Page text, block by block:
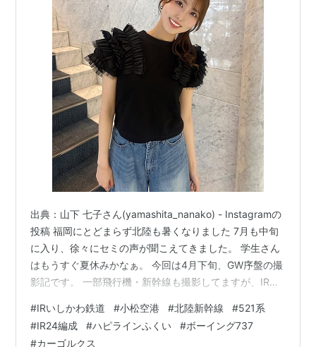
出典：山下 七子さん(yamashita_nanako) - Instagramの
投稿 福岡にとどまらず北陸も暑くなりました 7月も中旬
に入り、徐々にセミの声が聞こえてきました。 学生さん
はもうすぐ夏休みかなぁ。 今回は4月下旬、GW序盤の撮
影記です。 一部飛行機・新幹線も撮影してますが、IRが
の日はカーゴルクス狙いでKMQへ。 B-LCN HKE804便
香港エクスプレスが到着しました。 この日はRW06を使
#IRいしかわ鉄道 #小松空港 #北陸新幹線 #521系
#IR24編成 #ハピラインふくい #ボーイング737
#カーゴルクス